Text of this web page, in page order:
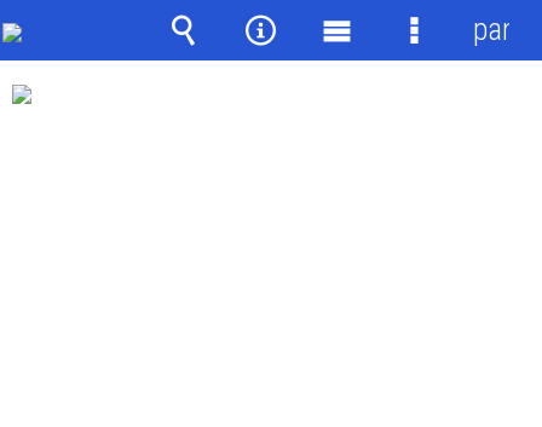
Wyszukiwarka
Narzędzia
Menu Menu
panel